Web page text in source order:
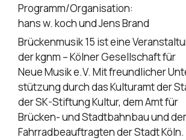
Programm/Organisation:
hans w. koch und Jens Brand
Brückenmusik 15 ist eine
der kgnm – Kölner Gesellschaft für
Neue Musik e.V. Mit freundlicher
stützung durch das Kulturamt der
der SK-Stiftung Kultur, dem Amt für
Brücken- und Stadtbahnbau und
Fahrradbeauftragten der Stadt Köln.